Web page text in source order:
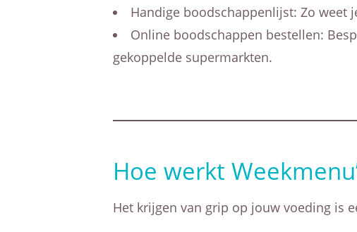
Handige boodschappenlijst: Zo weet
Online boodschappen bestellen:
gekoppelde supermarkten.
Hoe werkt
Het krijgen van grip op jouw voeding is